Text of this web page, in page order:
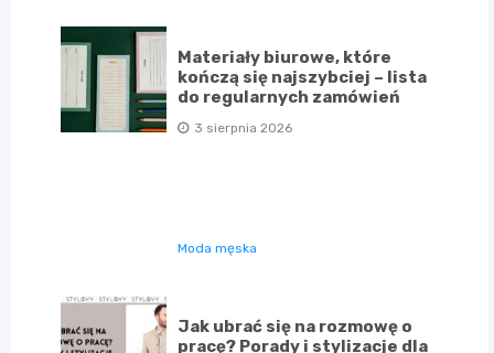
Materiały biurowe, które
kończą się najszybciej – lista
do regularnych zamówień
3 sierpnia 2026
Moda męska
Jak ubrać się na rozmowę o
pracę? Porady i stylizacje dla